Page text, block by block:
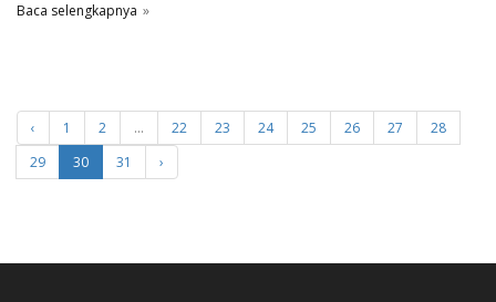
Baca selengkapnya
‹ 1 2 ... 22 23 24 25 26 27
28
29
30 31 ›